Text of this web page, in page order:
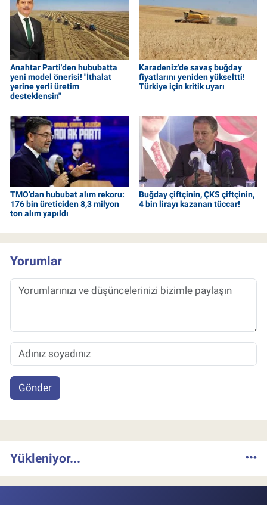
Anahtar Parti'den hububatta
yeni model önerisi! "İthalat
yerine yerli üretim
desteklensin"
Karadeniz'de savaş buğday
fiyatlarını yeniden yükseltti!
Türkiye için kritik uyarı
TMO’dan hububat alım rekoru:
176 bin üreticiden 8,3 milyon
ton alım yapıldı
Buğday çiftçinin, ÇKS çiftçinin,
4 bin lirayı kazanan tüccar!
Yorumlar
Gönder
Yükleniyor...